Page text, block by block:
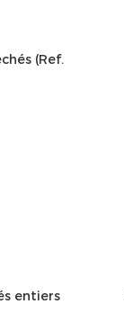
(Ref.
entiers